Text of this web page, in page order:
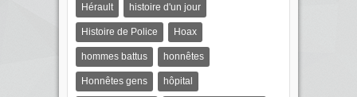
Hérault histoire d'un jour
Histoire de Police Hoax
hommes battus honnêtes
Honnêtes gens hôpital